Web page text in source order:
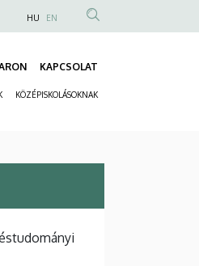
HU EN
KAPCSOLAT
KÖZÉPISKOLÁSOKNAK